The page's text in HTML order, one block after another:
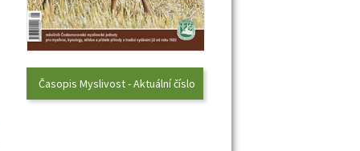
Časopis Myslivost - Aktuální číslo